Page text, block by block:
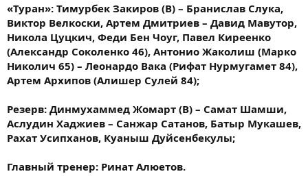
«Туран»: Тимурбек Закиров (В) – Бранислав Слука,
Виктор Велкоски, Артем Дмитриев – Давид Мавутор,
Никола Цуцкич, Феди Бен Чоуг, Павел Киреенко
(Александр Соколенко 46), Антонио Жаколиш (Марко
Николич 65) – Леонардо Вака (Рифат Нурмугамет 84),
Артем Архипов (​Алишер Сулей 84);
Резерв: Динмухаммед Жомарт (В) – Самат Шамши,
Аслудин Хаджиев​ – Санжар Сатанов​, Батыр Мукашев,
Рахат Усипханов, Куаныш Дуйсенбекулы;
Главный тренер: Ринат Алюетов.